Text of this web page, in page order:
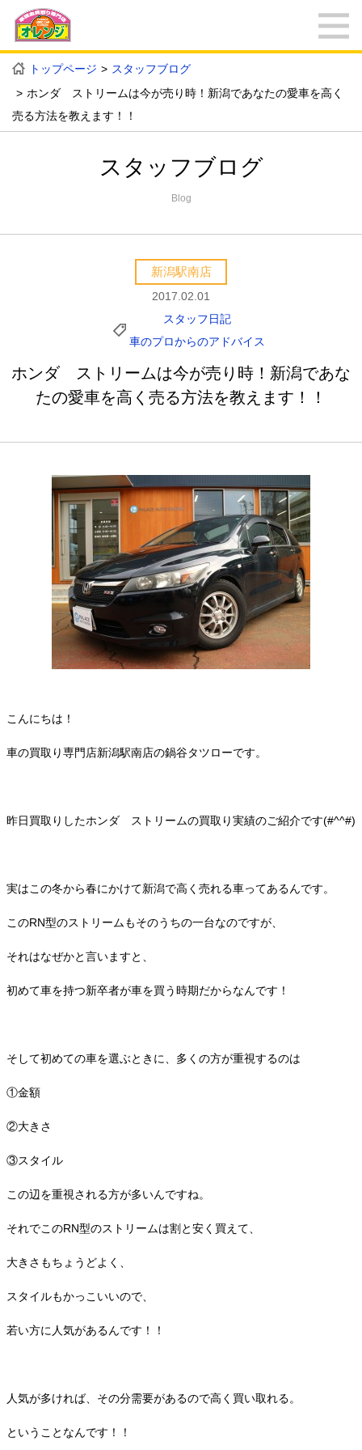
トップページ
スタッフブログ
ホンダ ストリームは今が売り時！新潟であなたの愛車を高く
売る方法を教えます！！
スタッフブログ
Blog
新潟駅南店
2017.02.01
スタッフ日記
車のプロからのアドバイス
ホンダ ストリームは今が売り時！新潟であな
たの愛車を高く売る方法を教えます！！
こんにちは！
車の買取り専門店新潟駅南店の鍋谷タツローです。
昨日買取りしたホンダ ストリームの買取り実績のご紹介です(#^^#)
実はこの冬から春にかけて新潟で高く売れる車ってあるんです。
このRN型のストリームもそのうちの一台なのですが、
それはなぜかと言いますと、
初めて車を持つ新卒者が車を買う時期だからなんです！
そして初めての車を選ぶときに、多くの方が重視するのは
①金額
②大きさ
③スタイル
この辺を重視される方が多いんですね。
それでこのRN型のストリームは割と安く買えて、
大きさもちょうどよく、
スタイルもかっこいいので、
若い方に人気があるんです！！
人気が多ければ、その分需要があるので高く買い取れる。
ということなんです！！